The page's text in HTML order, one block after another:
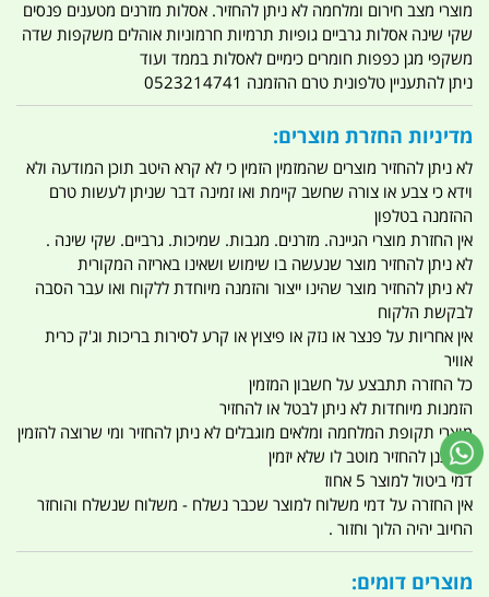
מוצרי מצב חירום ומלחמה לא ניתן להחזיר. אסלות מזרנים מטענים פנסים
שקי שינה אסלות גרביים גופיות תרמיות חרמוניות אוהלים משקפות שדה
משקפי מגן כפפות חומרים כימיים לאסלות בממד ועוד
ניתן להתעניין טלפונית טרם ההזמנה 0523214741
מדיניות החזרת מוצרים:
לא ניתן להחזיר מוצרים שהמזמין הזמין כי לא קרא היטב תוכן המודעה ולא
וידא כי צבע או צורה שחשב קיימת ואו זמינה דבר שניתן לעשות טרם
ההזמנה בטלפון
אין החזרת מוצרי הגיינה. מזרנים. מגבות. שמיכות. גרביים. שקי שינה .
לא ניתן להחזיר מוצר שנעשה בו שימוש ושאינו באריזה המקורית
לא ניתן להחזיר מוצר שהינו ייצור והזמנה מיוחדת ללקוח ואו עבר הסבה
לבקשת הלקוח
אין אחריות על פנצר או נזק או פיצוץ או קרע לסירות בריכות וג'ק כרית
אוויר
כל החזרה תתבצע על חשבון המזמין
הזמנות מיוחדות לא ניתן לבטל או להחזיר
מוצרי תקופת המלחמה ומלאים מוגבלים לא ניתן להחזיר ומי שרוצה להזמין
ומתכנן להחזיר מוטב לו שלא יזמין
דמי ביטול למוצר 5 אחוז
אין החזרה על דמי משלוח למוצר שכבר נשלח - משלוח שנשלח והוחזר
החיוב יהיה הלוך וחזור .
מוצרים דומים: